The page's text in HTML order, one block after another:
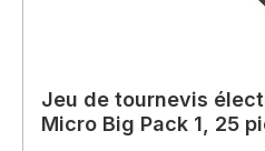
Jeu de tournevis
Micro Big Pack 1, 25